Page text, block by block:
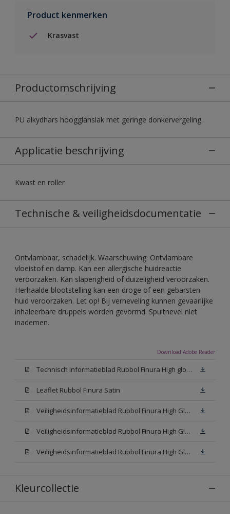
Product kenmerken
Krasvast
Productomschrijving
PU alkydhars hoogglanslak met geringe donkervergeling.
Applicatie beschrijving
Kwast en roller
Technische & veiligheidsdocumentatie
Ontvlambaar, schadelijk. Waarschuwing. Ontvlambare
vloeistof en damp. Kan een allergische huidreactie
veroorzaken. Kan slaperigheid of duizeligheid veroorzaken.
Herhaalde blootstelling kan een droge of een gebarsten
huid veroorzaken. Let op! Bij verneveling kunnen gevaarlijke
inhaleerbare druppels worden gevormd. Spuitnevel niet
inademen.
Download Adobe Reader
Technisch Informatieblad Rubbol Finura High gloss (PDF)
Leaflet Rubbol Finura Satin
Veiligheidsinformatieblad Rubbol Finura High Gloss W05 (MSDS)
Veiligheidsinformatieblad Rubbol Finura High Gloss White (MSDS)
Veiligheidsinformatieblad Rubbol Finura High Gloss N00 (MSDS)
Kleurcollectie